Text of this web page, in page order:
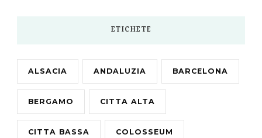
ETICHETE
ALSACIA ANDALUZIA BARCELONA
BERGAMO CITTA ALTA
CITTA BASSA COLOSSEUM